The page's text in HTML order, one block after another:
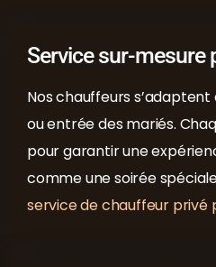
Service sur-mesure
Nos chauffeurs
ou entrée des mariés.
pour garantir une
comme une soirée
service de chauffeur privé